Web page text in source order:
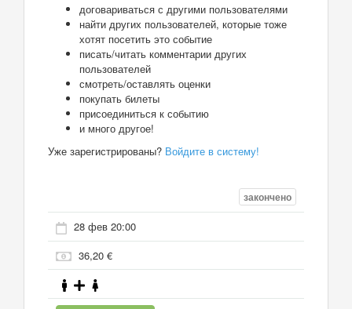
договариваться с другими пользователями
найти других пользователей, которые тоже
хотят посетить это событие
писать/читать комментарии других
пользователей
смотреть/оставлять оценки
покупать билеты
присоединиться к событию
и много другое!
Уже зарегистрированы? Войдите в систему!
закончено
28 фев 20:00
36,20 €